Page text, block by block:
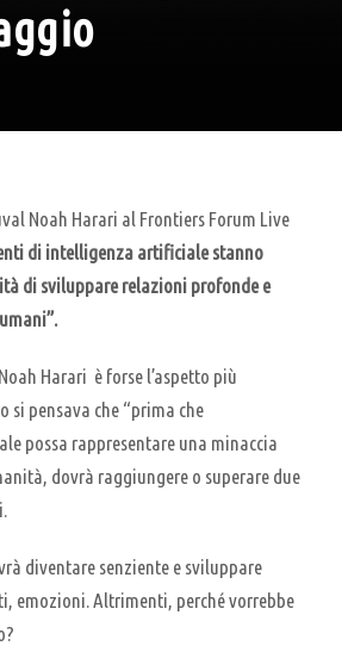
Noah Harari al Frontiers Forum Live
di intelligenza artificiale stanno
di sviluppare relazioni profonde e
Harari è forse l’aspetto più
si pensava che “prima che
possa rappresentare una minaccia
dovrà raggiungere o superare due
diventare senziente e sviluppare
emozioni. Altrimenti, perché vorrebbe